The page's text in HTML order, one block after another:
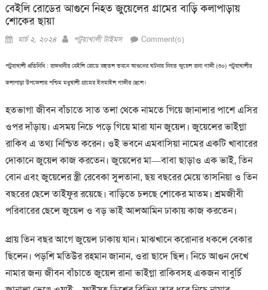
বেইলি রোডের আগুনে নিহত জুয়েলের গ্রামের বাড়ি কলাপাড়ায়
শোকের ছায়া
Posted
মার্চ ২, ২০২৪ Author
পটুয়াখালী টাইমস Comment(০)
পটুয়াখালী প্রতিনিধি : রাজধানীর বেইলি রোডে বহুতল ভবনে আগুনের ঘটনায় নিহত জুয়েল রানা গাজী (৩০) পটুয়াখালীর
কলাপাড়া উপজেলার পশ্চিম মধুখালী গ্রামের ইসমাইল গাজীর ছেলে।
হতভাগা জীবন বাঁচাতে সাত তলা থেকে নামতে গিয়ে জানালার পাশে এসির
ওপর দাঁড়ায়। এসময় নিচে পড়ে গিয়ে মারা যান জুয়েল। জুয়েলের ভাইগ্না
রাকিব এ তথ্য নিশ্চিত করেন। ওই ভবনে এমবাসিয়া নামের একটি খাবারের
দোকানে জুয়েল কাজ করতেন। জুয়েলের মা—বাবা ছাড়াও এক ভাই, তিন
বোন এবং জুয়েলের স্ত্রী রেবেকা সুলতানা, ছয় বছরের মেয়ে তাসনিয়া ও তিন
বছরের ছেলে তাইফুর রয়েছে। বাড়িতে চলছে শোকের মাতম। শ্রমজীবী
পরিবারের ছেলে জুয়েল ও বড় ভাই আলআমিন ঢাকায় কাজ করতেন।
প্রায় তিন বছর আগে জুয়েল ঢাকায় যান। মাঝখানে করোনার ধকলে বেকার
ছিলেন। পড়শি মতিউর রহমান জানান, ওরা ছাদে ছিল। নিচে আগুন দেখে
নামার জন্য জীবন বাঁচাতে জুয়েল রানা ভাইগ্না রাকিবসহ একজন বাবুর্চি